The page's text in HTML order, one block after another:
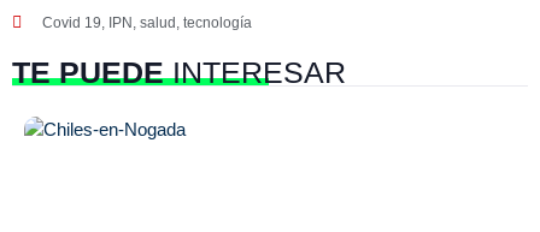
Covid 19, IPN , salud , tecnología
TE PUEDEINTERESAR